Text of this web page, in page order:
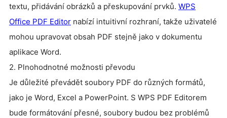
textu, přidávání obrázků a přeskupování prvků. WPS
Office PDF Editor nabízí intuitivní rozhraní, takže uživatelé
mohou upravovat obsah PDF stejně jako v dokumentu
aplikace Word.
2. Plnohodnotné možnosti převodu
Je důležité převádět soubory PDF do různých formátů,
jako je Word, Excel a PowerPoint. S WPS PDF Editorem
bude formátování přesné, soubory budou bez problémů